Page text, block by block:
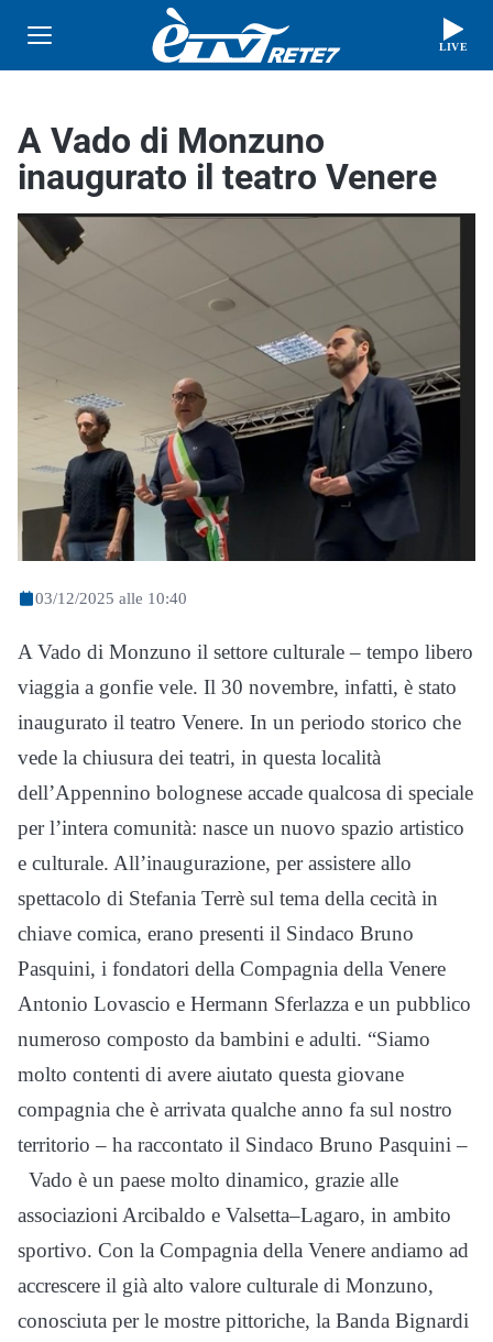
LIVE
A Vado di Monzuno
inaugurato il teatro Venere
03/12/2025 alle 10:40
A Vado di Monzuno il settore culturale – tempo libero
viaggia a gonfie vele. Il 30 novembre, infatti, è stato
inaugurato il teatro Venere. In un periodo storico che
vede la chiusura dei teatri, in questa località
dell’Appennino bolognese accade qualcosa di speciale
per l’intera comunità: nasce un nuovo spazio artistico
e culturale. All’inaugurazione, per assistere allo
spettacolo di Stefania Terrè sul tema della cecità in
chiave comica, erano presenti il Sindaco Bruno
Pasquini, i fondatori della Compagnia della Venere
Antonio Lovascio e Hermann Sferlazza e un pubblico
numeroso composto da bambini e adulti. “Siamo
molto contenti di avere aiutato questa giovane
compagnia che è arrivata qualche anno fa sul nostro
territorio – ha raccontato il Sindaco Bruno Pasquini –
Vado è un paese molto dinamico, grazie alle
associazioni Arcibaldo e Valsetta–Lagaro, in ambito
sportivo. Con la Compagnia della Venere andiamo ad
accrescere il già alto valore culturale di Monzuno,
conosciuta per le mostre pittoriche, la Banda Bignardi